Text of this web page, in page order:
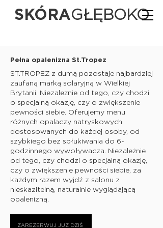
SKÓRAGŁĘBOKO
Pełna opalenizna St.Tropez
ST.TROPEZ z dumą pozostaje najbardziej
zaufaną marką solaryjną w Wielkiej
Brytanii. Niezależnie od tego, czy chodzi
o specjalną okazję, czy o zwiększenie
pewności siebie.​ Oferujemy menu
różnych opalaczy natryskowych
dostosowanych do każdej osoby, od
szybkiego bez spłukiwania do 6-
godzinnego wywoływacza. Niezależnie
od tego, czy chodzi o specjalną okazję,
czy o zwiększenie pewności siebie, za
każdym razem wyjdź z salonu z
nieskazitelną, naturalnie wyglądającą
opalenizną.
ZAREZERWUJ JUŻ DZIŚ